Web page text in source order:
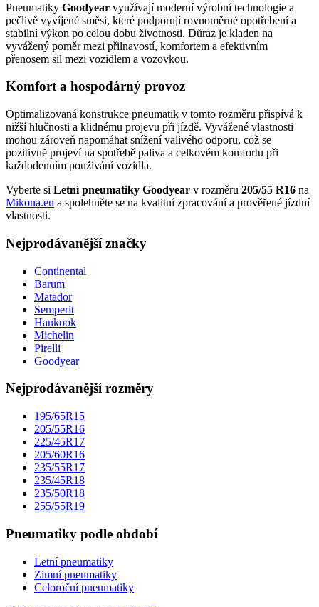
Pneumatiky Goodyear využívají moderní výrobní technologie a
pečlivě vyvíjené směsi, které podporují rovnoměrné opotřebení a
stabilní výkon po celou dobu životnosti. Důraz je kladen na
vyvážený poměr mezi přilnavostí, komfortem a efektivním
přenosem sil mezi vozidlem a vozovkou.
Komfort a hospodárný provoz
Optimalizovaná konstrukce pneumatik v tomto rozměru přispívá k
nižší hlučnosti a klidnému projevu při jízdě. Vyvážené vlastnosti
mohou zároveň napomáhat snížení valivého odporu, což se
pozitivně projeví na spotřebě paliva a celkovém komfortu při
každodenním používání vozidla.
Vyberte si Letní pneumatiky Goodyear v rozměru 205/55 R16 na
Mikona.eu a spolehněte se na kvalitní zpracování a prověřené jízdní
vlastnosti.
Nejprodávanější značky
Continental
Barum
Matador
Semperit
Hankook
Michelin
Pirelli
Goodyear
Nejprodávanější rozměry
195/65R15
205/55R16
225/45R17
205/60R16
235/55R17
235/45R18
235/50R18
255/55R19
Pneumatiky podle období
Letní pneumatiky
Zimní pneumatiky
Celoroční pneumatiky